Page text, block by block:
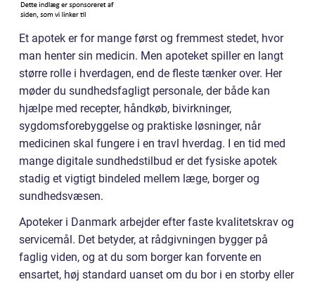
Et apotek er for mange først og fremmest stedet, hvor
man henter sin medicin. Men apoteket spiller en langt
større rolle i hverdagen, end de fleste tænker over. Her
møder du sundhedsfagligt personale, der både kan
hjælpe med recepter, håndkøb, bivirkninger,
sygdomsforebyggelse og praktiske løsninger, når
medicinen skal fungere i en travl hverdag. I en tid med
mange digitale sundhedstilbud er det fysiske apotek
stadig et vigtigt bindeled mellem læge, borger og
sundhedsvæsen.
Apoteker i Danmark arbejder efter faste kvalitetskrav og
servicemål. Det betyder, at rådgivningen bygger på
faglig viden, og at du som borger kan forvente en
ensartet, høj standard uanset om du bor i en storby eller